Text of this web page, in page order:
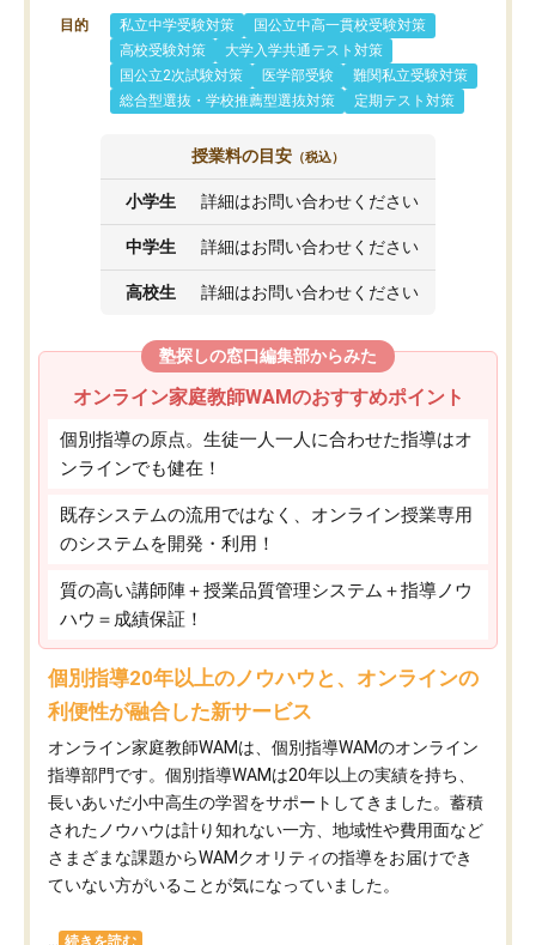
目的 私立中学受験対策
国公立中高一貫校受験対策
高校受験対策
大学入学共通テスト対策
国公立2次試験対策
医学部受験
難関私立受験対策
総合型選抜・学校推薦型選抜対策
定期テスト対策
授業料の目安 （税込）
小学生 詳細はお問い合わせください
中学生 詳細はお問い合わせください
高校生 詳細はお問い合わせください
塾探しの窓口編集部からみた
オンライン家庭教師WAMのおすすめポイント
個別指導の原点。生徒一人一人に合わせた指導はオ
ンラインでも健在！
既存システムの流用ではなく、オンライン授業専用
のシステムを開発・利用！
質の高い講師陣＋授業品質管理システム＋指導ノウ
ハウ＝成績保証！
個別指導20年以上のノウハウと、オンラインの
利便性が融合した新サービス
オンライン家庭教師WAMは、個別指導WAMのオンライン
指導部門です。個別指導WAMは20年以上の実績を持ち、
長いあいだ小中高生の学習をサポートしてきました。蓄積
されたノウハウは計り知れない一方、地域性や費用面など
さまざまな課題からWAMクオリティの指導をお届けでき
ていない方がいることが気になっていました。
続きを読む